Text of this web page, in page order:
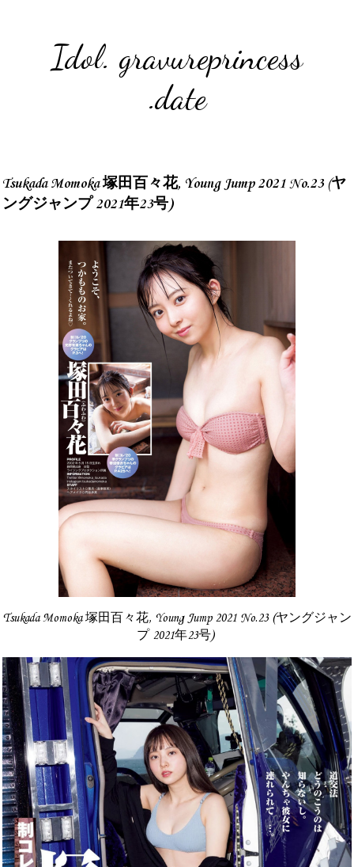
Idol. gravureprincess
.date
Tsukada Momoka 塚田百々花, Young Jump 2021 No.23 (ヤ
ングジャンプ 2021年23号)
Tsukada Momoka 塚田百々花, Young Jump 2021 No.23 (ヤングジャン
プ 2021年23号)